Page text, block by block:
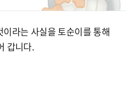
라는 사실을 토순이를 통해
갑니다.